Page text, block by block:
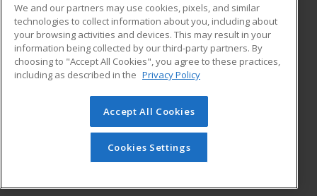
ADDITIONAL RESOURCES
Military
Financial Assistance
Help
Student Blog
© 2026 ed2go, a division of Cengage Learning. All rights
reserved. The material on this site cannot be reproduced or
redistributed unless you have obtained prior written
permission from Cengage Learning.Privacy Policy
We and our partners may use cookies, pixels, and similar
technologies to collect information about you, including about
your browsing activities and devices. This may result in your
information being collected by our third-party partners. By
choosing to "Accept All Cookies", you agree to these practices,
including as described in the Privacy Policy
Accept All Cookies
Cookies Settings